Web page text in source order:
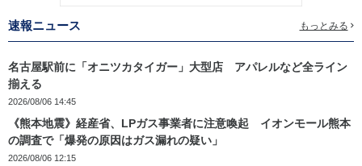
速報ニュース もっとみる
名古屋駅前に「オニツカタイガー」大型店 アパレルなど全ライン
揃える
2026/08/06 14:45
《熊本地震》経産省、LPガス事業者に注意喚起 イオンモール熊本
の調査で「爆発の原因はガス漏れの疑い」
2026/08/06 12:15